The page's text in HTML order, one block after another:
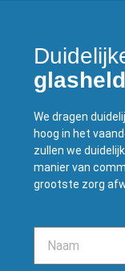
We dragen
hoog in het
zullen we
manier van
grootste zorg